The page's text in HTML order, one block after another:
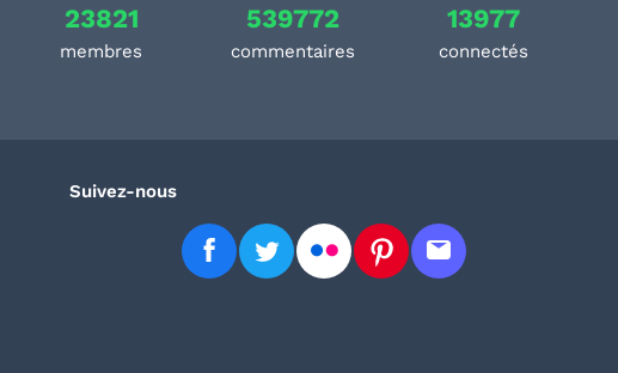
23821
membres
539772
commentaires
13977
connectés
Suivez-nous